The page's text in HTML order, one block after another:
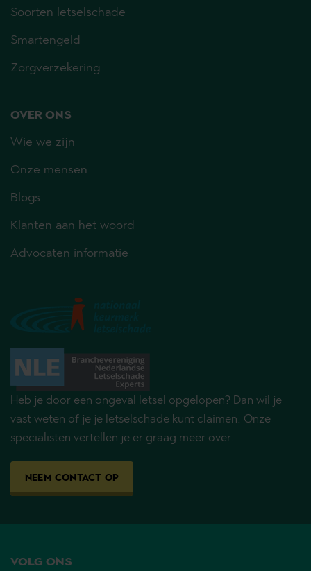
Soorten letselschade
Smartengeld
Zorgverzekering
OVER ONS
Wie we zijn
Onze mensen
Blogs
Klanten aan het woord
Advocaten informatie
Heb je door een ongeval letsel opgelopen? Dan wil je
vast weten of je je letselschade kunt claimen. Onze
specialisten vertellen je er graag meer over.
NEEM CONTACT OP
VOLG ONS